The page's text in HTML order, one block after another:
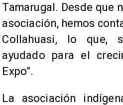
Tamarugal. Desde que
asociación, hemos
Collahuasi, lo que,
ayudado para el
Expo”.
La asociación